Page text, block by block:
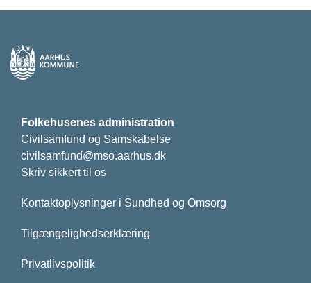
Folkehusenes administration
Civilsamfund og Samskabelse
civilsamfund@mso.aarhus.dk
Skriv sikkert til os
Kontaktoplysninger i Sundhed og Omsorg
Tilgængelighedserklæring
Privatlivspolitik